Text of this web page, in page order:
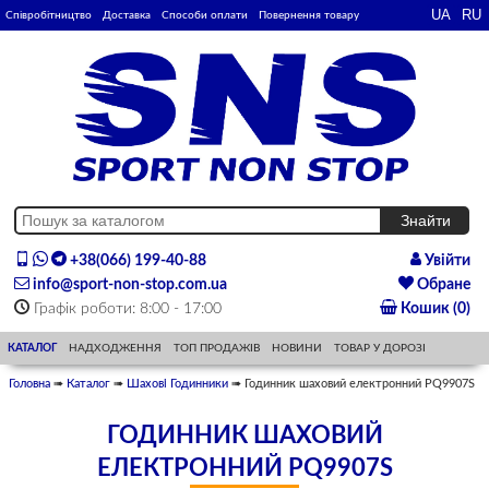
Співробітництво Доставка Способи оплати Повернення товару
+38(066) 199-40-88
info@sport-non-stop.com.ua
Графік роботи: 8:00 - 17:00
Увійти
Обране
Кошик (0)
КАТАЛОГ НАДХОДЖЕННЯ ТОП ПРОДАЖІВ НОВИНИ ТОВАР У ДОРОЗІ
Головна ➠ Каталог ➠ Шахові Годинники ➠ Годинник шаховий електронний PQ9907S
ГОДИННИК ШАХОВИЙ
ЕЛЕКТРОННИЙ PQ9907S